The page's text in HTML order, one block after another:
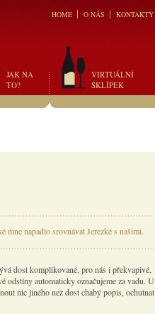
HOME O NÁS KONTAKTY
JAK NA
TO?
VIRTUÁLNÍ
SKLÍPEK
mne napadlo srovnávat Jerezké s našimi.
dost komplikované, pro nás i překvapivé,
odstíny automaticky označujeme za vadu. U
nic jiného než dost chabý popis, ochutnat